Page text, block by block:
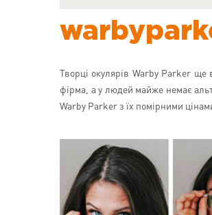
Творці окулярів Warby Parker ще
фірма, а у людей майже немає
Warby Parker з їх помірними